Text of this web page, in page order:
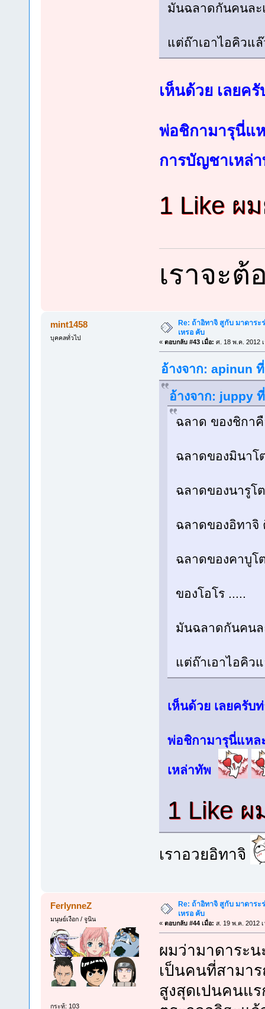
มันฉลาดกันคนละ
แต่ถ๊าเอาไอคิวแ
เห็นด้วย เลยค
พ่อชิกามารุนี่แ
การบัญชาเหล่
1 Like ผ
เราจะ
mint1458
บุคคลทั่วไป
Re: ถ้าอิทาจิ สูกับ มาดาระ
เหรอ คับ
« ตอบกลับ #43 เมื่อ: ศ. 18 พ.ค. 2012
อ้างจาก: apinun
อ้างจาก: juppy
ฉลาด ของชิกา
ฉลาดของมินาโ
ฉลาดของนารูโ
ฉลาดของอิทาจิ
ฉลาดของคาบูโ
ของโอโร .....
มันฉลาดกันคนล
แต่ถ๊าเอาไอคิว
เห็นด้วย เลยครับ
พ่อชิกามารุนี่แหล
เหล่าทัพ
1 Like
เราอวยอิทาจิ
FerlynneZ
มนุษย์เงือก / จูนิน
กระทู้: 103
Re: ถ้าอิทาจิ สูกับ มาดาระ
เหรอ คับ
« ตอบกลับ #44 เมื่อ: ส. 19 พ.ค. 2012
ผมว่ามาดาระ
เป็นคนที่สามา
สูงสุดเปนคนแ